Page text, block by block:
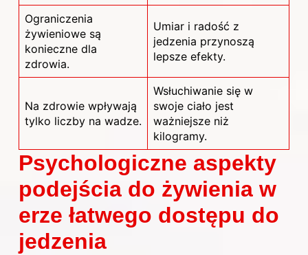
Ograniczenia
żywieniowe są
konieczne dla
zdrowia.
Umiar i radość z
jedzenia przynoszą
lepsze efekty.
Na zdrowie wpływają
tylko liczby na wadze.
Wsłuchiwanie się w
swoje ciało jest
ważniejsze niż
kilogramy.
Psychologiczne aspekty
podejścia do żywienia w
erze łatwego dostępu do
jedzenia